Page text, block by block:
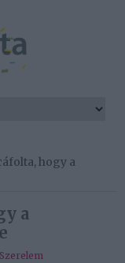
hogy a
a
Szerelem